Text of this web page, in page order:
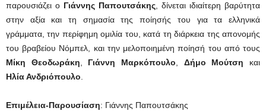
παρουσιάζει ο Γιάννης Παπουτσάκης, δίνεται ιδιαίτερη βαρύτητα
στην αξία και τη σημασία της ποίησής του για τα ελληνικά
γράμματα, την περίφημη ομιλία του, κατά τη διάρκεια της απονομής
του βραβείου Νόμπελ, και την μελοποιημένη ποίησή του από τους
Μίκη Θεοδωράκη, Γιάννη Μαρκόπουλο, Δήμο Μούτση και
Ηλία Ανδριόπουλο.
Επιμέλεια-Παρουσίαση: Γιάννης Παπουτσάκης